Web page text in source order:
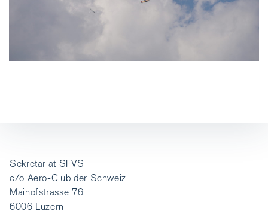
Sekretariat SFVS
c/o Aero-Club der Schweiz
Maihofstrasse 76
6006 Luzern